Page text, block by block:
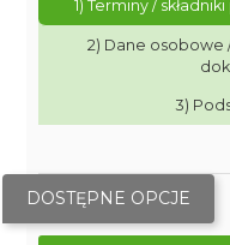
1) Terminy /
2) Dane osobowe
3)
DOSTĘPNE OPCJE